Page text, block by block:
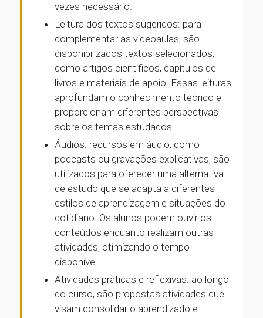
vezes necessário.
Leitura dos textos sugeridos: para
complementar as videoaulas, são
disponibilizados textos selecionados,
como artigos científicos, capítulos de
livros e materiais de apoio. Essas leituras
aprofundam o conhecimento teórico e
proporcionam diferentes perspectivas
sobre os temas estudados.
Áudios: recursos em áudio, como
podcasts ou gravações explicativas, são
utilizados para oferecer uma alternativa
de estudo que se adapta a diferentes
estilos de aprendizagem e situações do
cotidiano. Os alunos podem ouvir os
conteúdos enquanto realizam outras
atividades, otimizando o tempo
disponível.
Atividades práticas e reflexivas: ao longo
do curso, são propostas atividades que
visam consolidar o aprendizado e